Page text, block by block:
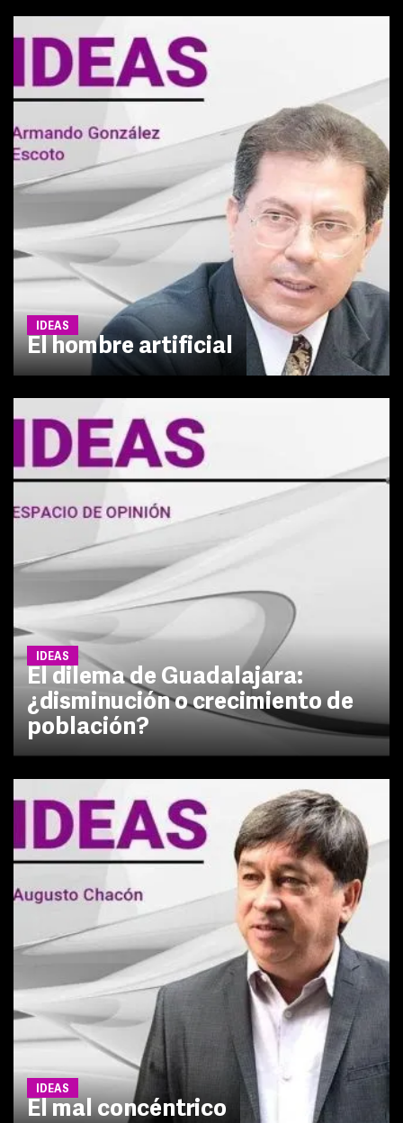
IDEAS
El hombre artificial
IDEAS
El dilema de Guadalajara:
¿disminución o crecimiento de
población?
IDEAS
El mal concéntrico